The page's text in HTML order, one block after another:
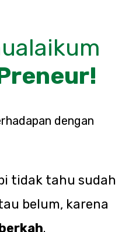
dengan
tidak tahu sudah
belum, karena
.